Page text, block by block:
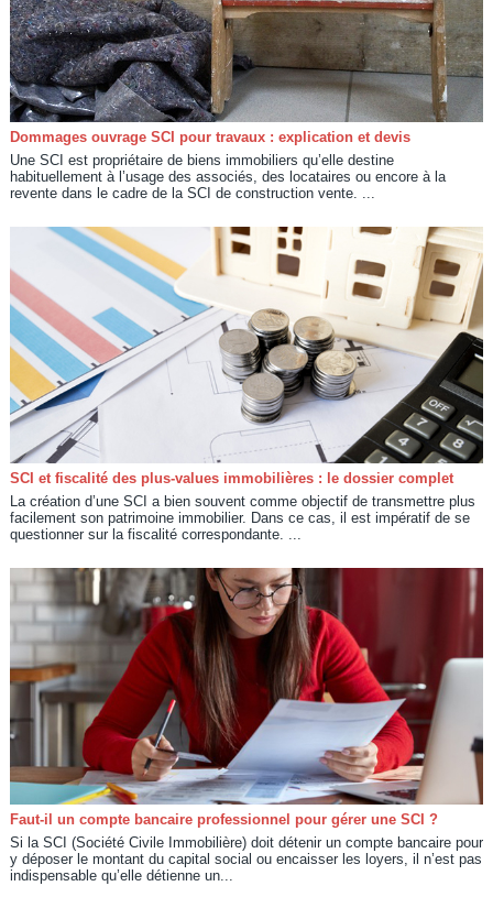
Dommages ouvrage SCI pour travaux : explication et devis
Une SCI est propriétaire de biens immobiliers qu’elle destine
habituellement à l’usage des associés, des locataires ou encore à la
revente dans le cadre de la SCI de construction vente. ...
SCI et fiscalité des plus-values immobilières : le dossier complet
La création d’une SCI a bien souvent comme objectif de transmettre plus
facilement son patrimoine immobilier. Dans ce cas, il est impératif de se
questionner sur la fiscalité correspondante. ...
Faut-il un compte bancaire professionnel pour gérer une SCI ?
Si la SCI (Société Civile Immobilière) doit détenir un compte bancaire pour
y déposer le montant du capital social ou encaisser les loyers, il n’est pas
indispensable qu’elle détienne un...